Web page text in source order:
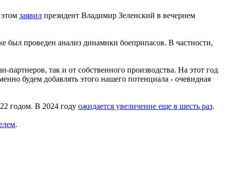
заявил президент Владимир Зеленский в вечернем
был проведен анализ динамики боеприпасов. В частности,
так и от собственного производства. На этот год
будем добавлять этого нашего потенциала - очевидная
годом. В 2024 году ожидается увеличение еще в шесть раз.
.